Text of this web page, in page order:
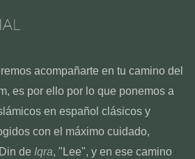
acompañarte en tu camino del
es por ello por lo que ponemos a
en español clásicos y
con el máximo cuidado,
de Iqra, "Lee", y en ese camino